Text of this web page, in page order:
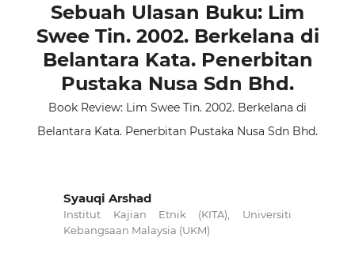
Sebuah Ulasan Buku: Lim
Swee Tin. 2002. Berkelana di
Belantara Kata. Penerbitan
Pustaka Nusa Sdn Bhd.
Book Review: Lim Swee Tin. 2002. Berkelana di
Belantara Kata. Penerbitan Pustaka Nusa Sdn Bhd.
Syauqi Arshad
Institut Kajian Etnik (KITA), Universiti
Kebangsaan Malaysia (UKM)